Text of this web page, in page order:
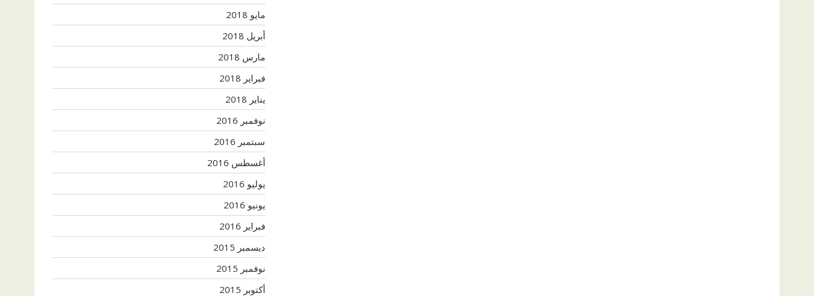
مايو 2018
أبريل 2018
مارس 2018
فبراير 2018
يناير 2018
نوفمبر 2016
سبتمبر 2016
أغسطس 2016
يوليو 2016
يونيو 2016
فبراير 2016
ديسمبر 2015
نوفمبر 2015
أكتوبر 2015